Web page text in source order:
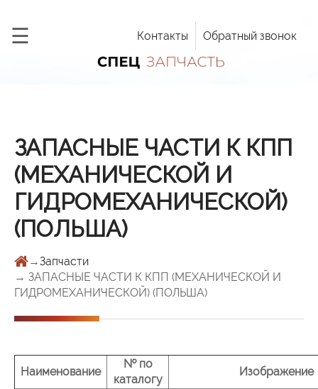
Контакты Обратный звонок
☰
×
Услуги
Новости
Дилерская
сеть
Вакансии
Контакты
Заказать
звонок
ЗАПАСНЫЕ ЧАСТИ К КПП
(МЕХАНИЧЕСКОЙ И
ГИДРОМЕХАНИЧЕСКОЙ)
(ПОЛЬША)
→Запчасти
→ ЗАПАСНЫЕ ЧАСТИ К КПП (МЕХАНИЧЕСКОЙ И
ГИДРОМЕХАНИЧЕСКОЙ) (ПОЛЬША)
Наименование
№ по
каталогу
Изображение